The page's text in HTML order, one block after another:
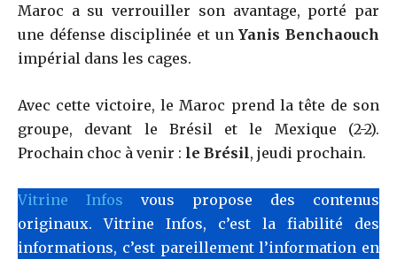
Maroc a su verrouiller son avantage, porté par
une défense disciplinée et unYanis Benchaouch
impérial dans les cages.
Avec cette victoire, le Maroc prend la tête de son
groupe, devant le Brésil et le Mexique (2-2).
Prochain choc à venir : le Brésil, jeudi prochain.
Vitrine Infos vous propose des contenus
originaux. Vitrine Infos, c’est la fiabilité des
informations, c’est pareillement l’information en